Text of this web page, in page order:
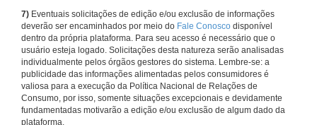
7) Eventuais solicitações de edição e/ou exclusão de informações
deverão ser encaminhados por meio do Fale Conosco disponível
dentro da própria plataforma. Para seu acesso é necessário que o
usuário esteja logado. Solicitações desta natureza serão analisadas
individualmente pelos órgãos gestores do sistema. Lembre-se: a
publicidade das informações alimentadas pelos consumidores é
valiosa para a execução da Política Nacional de Relações de
Consumo, por isso, somente situações excepcionais e devidamente
fundamentadas motivarão a edição e/ou exclusão de algum dado da
plataforma.